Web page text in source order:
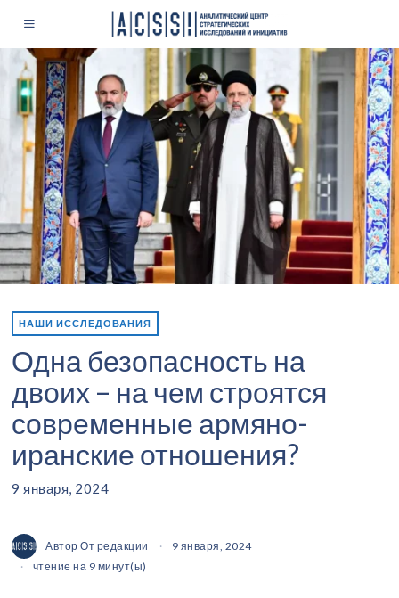
НАШИ ИССЛЕДОВАНИЯ
Одна безопасность на
двоих – на чем строятся
современные армяно-
иранские отношения?
9 января, 2024
АвторОт редакции
9 января, 2024
чтение на 9 минут(ы)